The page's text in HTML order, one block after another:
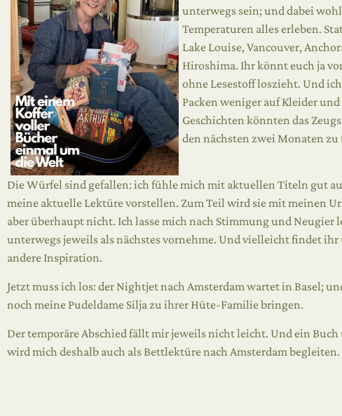
unterwegs sein; und dabei
Temperaturen alles erleben.
Lake Louise, Vancouver,
Hiroshima. Ihr könnt euch ja
ohne Lesestoff loszieht. Und
Packen weniger auf Kleider
Geschichten könnten das
den nächsten zwei Monaten zu
Die Würfel sind gefallen: ich fühle mich mit aktuellen Titeln gut
meine aktuelle Lektüre vorstellen. Zum Teil wird sie mit meinen
aber überhaupt nicht. Ich lasse mich nach Stimmung und Neugier
unterwegs jeweils als nächstes vornehme. Und vielleicht findet
andere Inspiration.
Jetzt muss ich los: der Nightjet nach Amsterdam wartet in Basel;
noch meine Pudeldame Silja zu ihrer Hüte-Familie bringen.
Der temporäre Abschied fällt mir jeweils nicht leicht. Und ein
wird mich deshalb auch als Bettlektüre nach Amsterdam begleiten.